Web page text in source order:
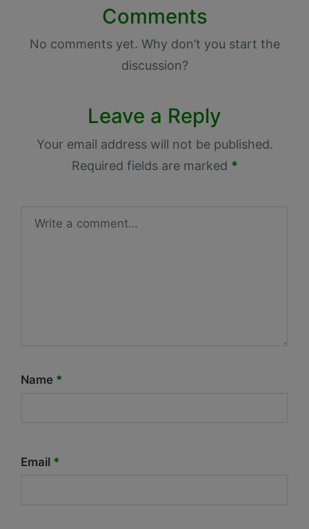
Comments
No comments yet. Why don’t you start the
discussion?
Leave a Reply
Your email address will not be published.
Required fields are marked *
Name *
Email *